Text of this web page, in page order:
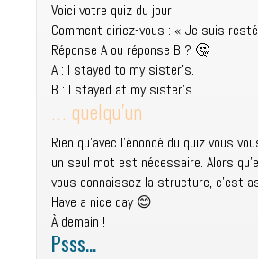
Voici votre quiz du jour.
Comment diriez-vous : « Je suis
Réponse A ou réponse B ? 🤔
A : I stayed to my sister’s.
B : I stayed at my sister’s.
… quelqu’un
Rien qu’avec l’énoncé du quiz vous
un seul mot est nécessaire. Alors
vous connaissez la structure, c’est
Have a nice day 😊
À demain !
Psss…